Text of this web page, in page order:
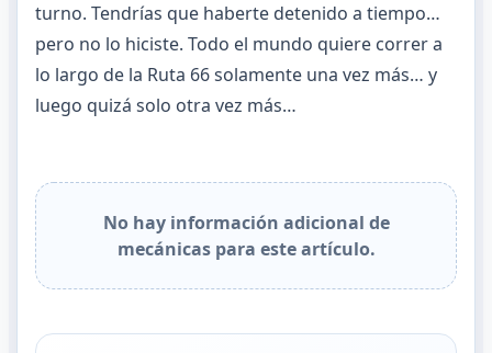
turno. Tendrías que haberte detenido a tiempo…
pero no lo hiciste. Todo el mundo quiere correr a
lo largo de la Ruta 66 solamente una vez más… y
luego quizá solo otra vez más…
No hay información adicional de
mecánicas para este artículo.